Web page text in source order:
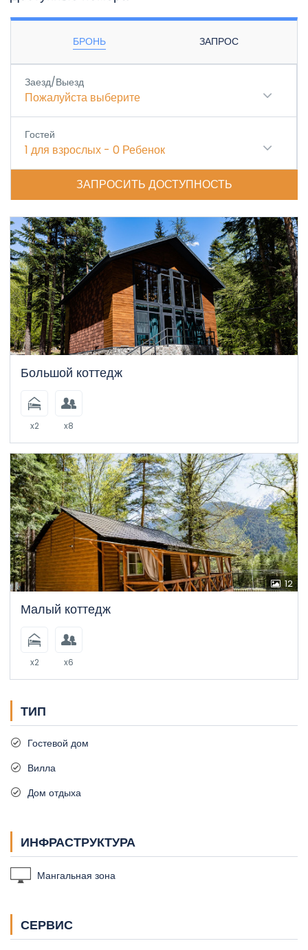
Современный дизайн, тёплые полы, Wi-Fi . Дом
сдаётся целиком.
На территории имеется баня с бассейном. При
бани предоставляется бесплатно.
Цена может варьироваться в зависимости от даты и
количества дней. Коттеджи бронируем по предоплате.
При заселении оплачивается оставшаяся сумма.
Доступные номера
БРОНЬ ЗАПРОС
Заезд/Выезд
Пожалуйста выберите
Гостей
1для взрослых-0Ребенок
ЗАПРОСИТЬ ДОСТУПНОСТЬ
Большой коттедж
x2 x8
Малый коттедж
x2 x6